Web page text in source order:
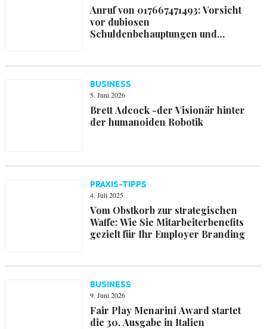
Anruf von 017667471493: Vorsicht
vor dubiosen
Schuldenbehauptungen und
BUSINESS
5. Juni 2026
Brett Adcock -der Visionär hinter
der humanoiden Robotik
PRAXIS-TIPPS
4. Juli 2025
Vom Obstkorb zur strategischen
Waffe: Wie Sie Mitarbeiterbenefits
gezielt für Ihr Employer Branding
BUSINESS
9. Juni 2026
Fair Play Menarini Award startet
die 30. Ausgabe in Italien